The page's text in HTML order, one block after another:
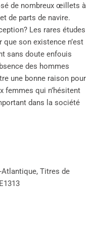
de nombreux œillets à
de parts de navire.
Les rares études
son existence n’est
sans doute enfouis
des hommes
une bonne raison pour
femmes qui n’hésitent
dans la société
Titres de